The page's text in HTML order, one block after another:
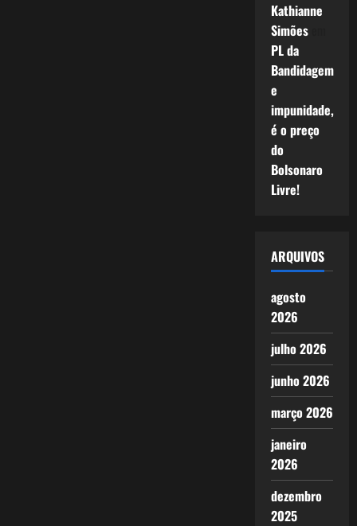
Kathianne
Simõesem
PL da
Bandidagem
e
impunidade,
é o preço
do
Bolsonaro
Livre!
ARQUIVOS
agosto
2026
julho 2026
junho 2026
março 2026
janeiro
2026
dezembro
2025